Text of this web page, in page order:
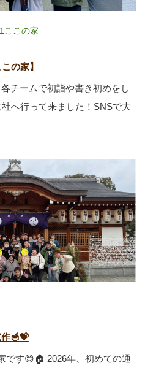
ここの家
の家】
チームで初詣や書き初めをし
へ行って来ました！SNSで大
🥣💝
です😊🏠 2026年、初めての通